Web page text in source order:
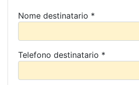
Nome destinatario *
Telefono destinatario *